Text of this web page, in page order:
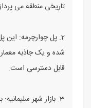
تاریخی منطقه می‌
2. پل چوارچرمه: این
شده و یک جاذبه
قابل دسترسی است.
3. بازار شهر